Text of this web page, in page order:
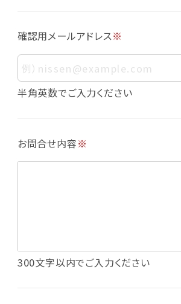
下の通りであり、これらの目的達
えてお客様の個人情報を利用する
せん。
・会員登録者の個人認証
・会員ポイントプログラムの運営
・メールマガジンの配信
・本サービスに関する規約等の変
・投稿したクチコミ情報、写真の本
・メールマガジン、お知らせ、広告
確認用メールアドレス※
半角英数でご入力ください
お問合せ内容※
300文字以内でご入力ください